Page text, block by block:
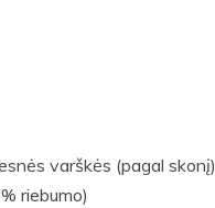
varškės (pagal skonį)
riebumo)